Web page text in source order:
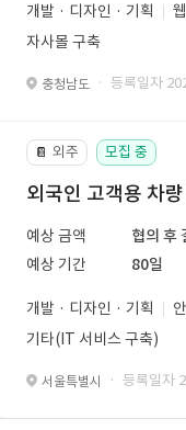
개발 · 디자인 · 기획
자사몰 구축
충청남도 · 등록일자
📔 외주 모집 중
외국인 고객용 차
예상 금액
협의 후
예상 기간
80일
개발 · 디자인 · 기획
기타(IT 서비스 구축)
서울특별시 · 등록일자